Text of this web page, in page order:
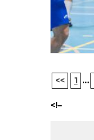
<< 1 ...
<!–